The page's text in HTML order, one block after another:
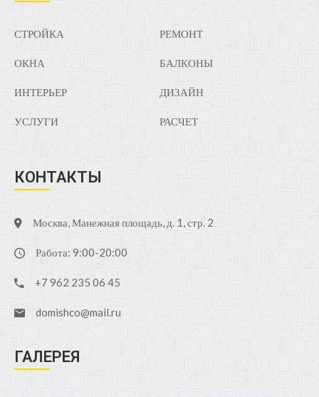
СТРОЙКА
ОКНА
ИНТЕРЬЕР
УСЛУГИ
РЕМОНТ
БАЛКОНЫ
ДИЗАЙН
РАСЧЕТ
КОНТАКТЫ
Москва, Манежная площадь, д. 1, стр. 2
Работа: 9:00-20:00
+7 962 235 06 45
domishco@mail.ru
ГАЛЕРЕЯ